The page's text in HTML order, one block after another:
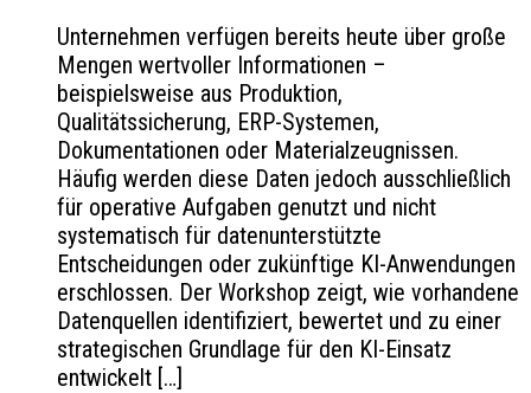
Unternehmen verfügen bereits heute über große
Mengen wertvoller Informationen –
beispielsweise aus Produktion,
Qualitätssicherung, ERP-Systemen,
Dokumentationen oder Materialzeugnissen.
Häufig werden diese Daten jedoch ausschließlich
für operative Aufgaben genutzt und nicht
systematisch für datenunterstützte
Entscheidungen oder zukünftige KI-Anwendungen
erschlossen. Der Workshop zeigt, wie vorhandene
Datenquellen identifiziert, bewertet und zu einer
strategischen Grundlage für den KI-Einsatz
entwickelt […]